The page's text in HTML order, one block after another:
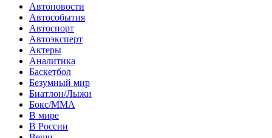
Автоновости
Автособытия
Автоспорт
Автоэксперт
Актеры
Аналитика
Баскетбол
Безумный мир
Биатлон/Лыжи
Бокс/MMA
В мире
В России